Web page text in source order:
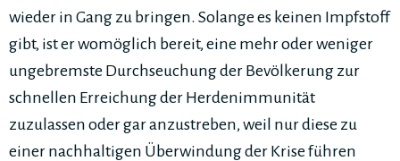
wieder in Gang zu bringen. Solange es keinen Impfstoff
gibt, ist er womöglich bereit, eine mehr oder weniger
ungebremste Durchseuchung der Bevölkerung zur
schnellen Erreichung der Herdenimmunität
zuzulassen oder gar anzustreben, weil nur diese zu
einer nachhaltigen Überwindung der Krise führen